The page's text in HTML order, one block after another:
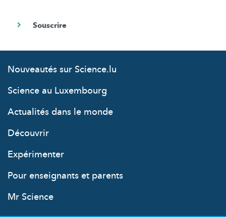
Nouveautés sur Science.lu
Science au Luxembourg
Actualités dans le monde
Découvrir
Expérimenter
Pour enseignants et parents
Mr Science